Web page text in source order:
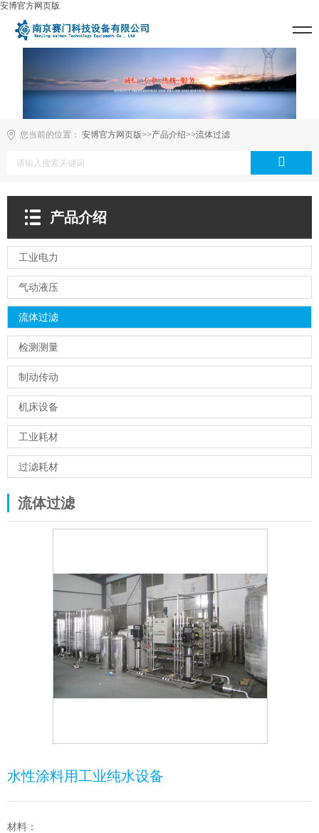
安博官方网页版
您当前的位置： 安博官方网页版>>产品介绍>>流体过滤
产品介绍
工业电力
气动液压
流体过滤
检测测量
制动传动
机床设备
工业耗材
过滤耗材
流体过滤
水性涂料用工业纯水设备
材料：